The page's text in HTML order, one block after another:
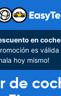
en
es
hoy mismo!
de